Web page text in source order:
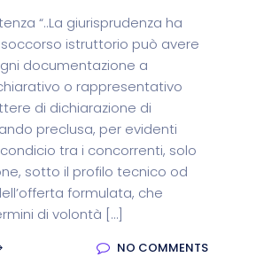
“..La giurisprudenza ha
istruttorio può avere
documentazione a
o rappresentativo
di dichiarazione di
preclusa, per evidenti
tra i concorrenti, solo
sotto il profilo tecnico od
formulata, che
di volontà […]
NO COMMENTS